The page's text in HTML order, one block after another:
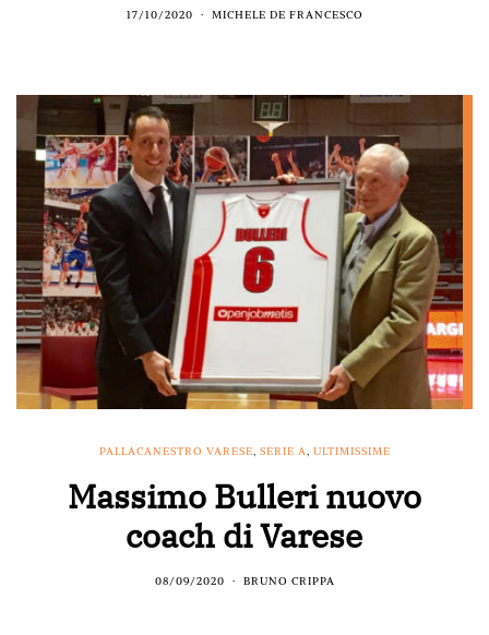
17/10/2020 MICHELE DE FRANCESCO
PALLACANESTRO VARESE, SERIE A, ULTIMISSIME
Massimo Bulleri nuovo
coach di Varese
08/09/2020 BRUNO CRIPPA